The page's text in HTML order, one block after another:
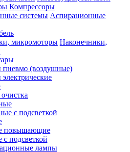
Компрессоры
Аспирационные
Наконечники,
(воздушные)
с подсветкой
повышающие
с подсветкой